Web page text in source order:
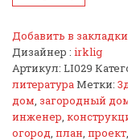
Добавить в закладки
Дизайнер : irklig
Артикул: LI029
литератураМетки:
дом, загородный
инженер,
огород, план, проект,